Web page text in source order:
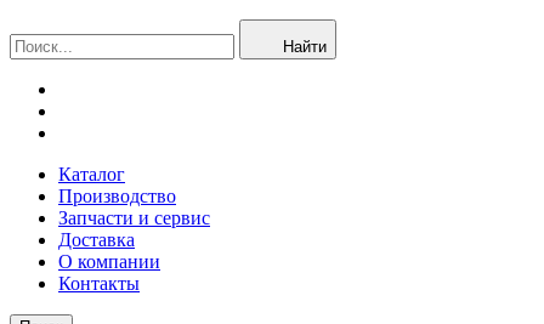
Найти
Каталог
Производство
Запчасти и сервис
Доставка
О компании
Контакты